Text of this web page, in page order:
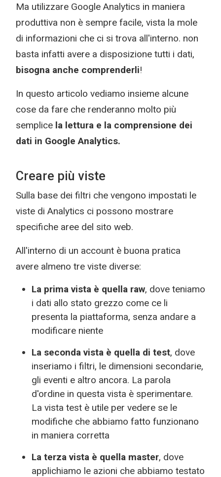
Ma utilizzare Google Analytics in maniera
produttiva non è sempre facile, vista la mole
di informazioni che ci si trova all'interno. non
basta infatti avere a disposizione tutti i dati,
bisogna anche comprenderli!
In questo articolo vediamo insieme alcune
cose da fare che renderanno molto più
semplice la lettura e la comprensione dei
dati in Google Analytics.
Creare più viste
Sulla base dei filtri che vengono impostati le
viste di Analytics ci possono mostrare
specifiche aree del sito web.
All'interno di un account è buona pratica
avere almeno tre viste diverse:
La prima vista è quella raw, dove teniamo
i dati allo stato grezzo come ce li
presenta la piattaforma, senza andare a
modificare niente
La seconda vista è quella di test, dove
inseriamo i filtri, le dimensioni secondarie,
gli eventi e altro ancora. La parola
d'ordine in questa vista è sperimentare.
La vista test è utile per vedere se le
modifiche che abbiamo fatto funzionano
in maniera corretta
La terza vista è quella master, dove
applichiamo le azioni che abbiamo testato